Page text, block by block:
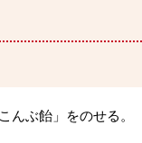
んぶ飴」をのせる。